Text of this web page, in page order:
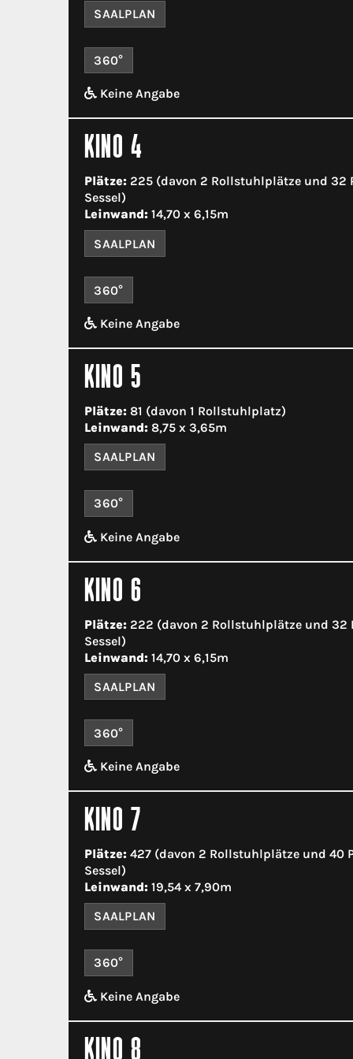
SAALPLAN
360°
Keine Angabe
KINO 4
Plätze: 225 (davon 2 Rollstuhlplätze und 32
Sessel)
Leinwand: 14,70 x 6,15m
SAALPLAN
360°
Keine Angabe
KINO 5
Plätze: 81 (davon 1 Rollstuhlplatz)
Leinwand: 8,75 x 3,65m
SAALPLAN
360°
Keine Angabe
KINO 6
Plätze: 222 (davon 2 Rollstuhlplätze und 32
Sessel)
Leinwand: 14,70 x 6,15m
SAALPLAN
360°
Keine Angabe
KINO 7
Plätze: 427 (davon 2 Rollstuhlplätze und 40
Sessel)
Leinwand: 19,54 x 7,90m
SAALPLAN
360°
Keine Angabe
KINO 8